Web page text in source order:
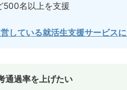
500名以上を支援
している就活生支援サービス
通過率を上げたい